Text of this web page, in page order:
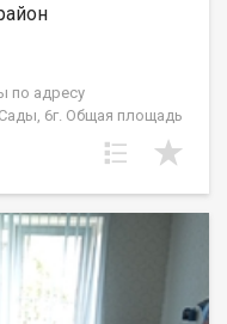
по адресу
6г. Общая площадь
как
собственного
Возможна ипотека.